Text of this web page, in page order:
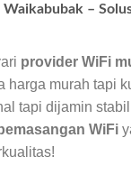
Waikabubak –
provider WiFi
harga murah tapi
tapi dijamin
WiFi